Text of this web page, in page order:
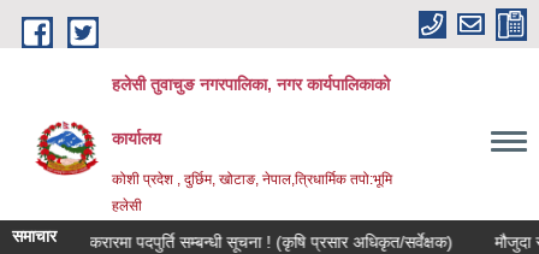
Skip to main content
हलेसी तुवाचुङ नगरपालिका, नगर कार्यपालिकाको
कार्यालय
कोशी प्रदेश , दुर्छिम, खोटाङ, नेपाल,त्रिधार्मिक तपो:भूमि
हलेसी
समाचार
सेवा करारमा पदपुर्ति सम्बन्धी सूचना ! (कृषि प्रसार अधिकृत/सर्वेक्षक) मौजुदा